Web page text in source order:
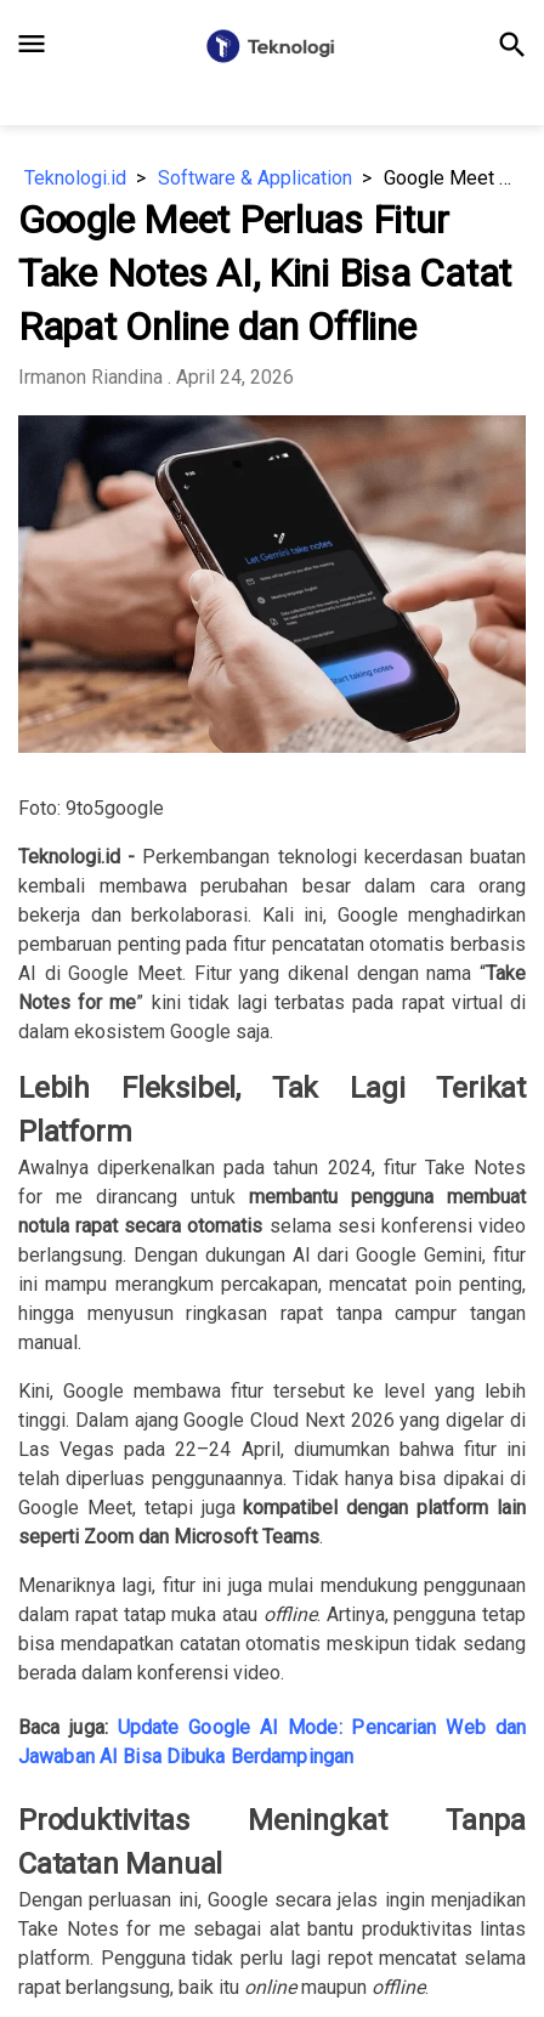
menu search
Teknologi.id Software & Application Google Meet Perluas Fitur Take Notes AI, Kini Bisa Catat Rapat Online dan Offline
Google Meet Perluas Fitur
Take Notes AI, Kini Bisa Catat
Rapat Online dan Offline
Irmanon Riandina . April 24, 2026
Foto: 9to5google
Teknologi.id - Perkembangan teknologi kecerdasan buatan
kembali membawa perubahan besar dalam cara orang
bekerja dan berkolaborasi. Kali ini, Google menghadirkan
pembaruan penting pada fitur pencatatan otomatis berbasis
AI di Google Meet. Fitur yang dikenal dengan nama “Take
Notes for me” kini tidak lagi terbatas pada rapat virtual di
dalam ekosistem Google saja.
Lebih Fleksibel, Tak Lagi Terikat
Platform
Awalnya diperkenalkan pada tahun 2024, fitur Take Notes
for me dirancang untuk membantu pengguna membuat
notula rapat secara otomatis selama sesi konferensi video
berlangsung. Dengan dukungan AI dari Google Gemini, fitur
ini mampu merangkum percakapan, mencatat poin penting,
hingga menyusun ringkasan rapat tanpa campur tangan
manual.
Kini, Google membawa fitur tersebut ke level yang lebih
tinggi. Dalam ajang Google Cloud Next 2026 yang digelar di
Las Vegas pada 22–24 April, diumumkan bahwa fitur ini
telah diperluas penggunaannya. Tidak hanya bisa dipakai di
Google Meet, tetapi jugakompatibel dengan platform lain
seperti Zoom dan Microsoft Teams.
Menariknya lagi, fitur ini juga mulai mendukung penggunaan
dalam rapat tatap muka atau offline. Artinya, pengguna tetap
bisa mendapatkan catatan otomatis meskipun tidak sedang
berada dalam konferensi video.
Baca juga: Update Google AI Mode: Pencarian Web dan
Jawaban AI Bisa Dibuka Berdampingan
Produktivitas Meningkat Tanpa
Catatan Manual
Dengan perluasan ini, Google secara jelas ingin menjadikan
Take Notes for me sebagai alat bantu produktivitas lintas
platform. Pengguna tidak perlu lagi repot mencatat selama
rapat berlangsung, baik itu onlinemaupun offline.